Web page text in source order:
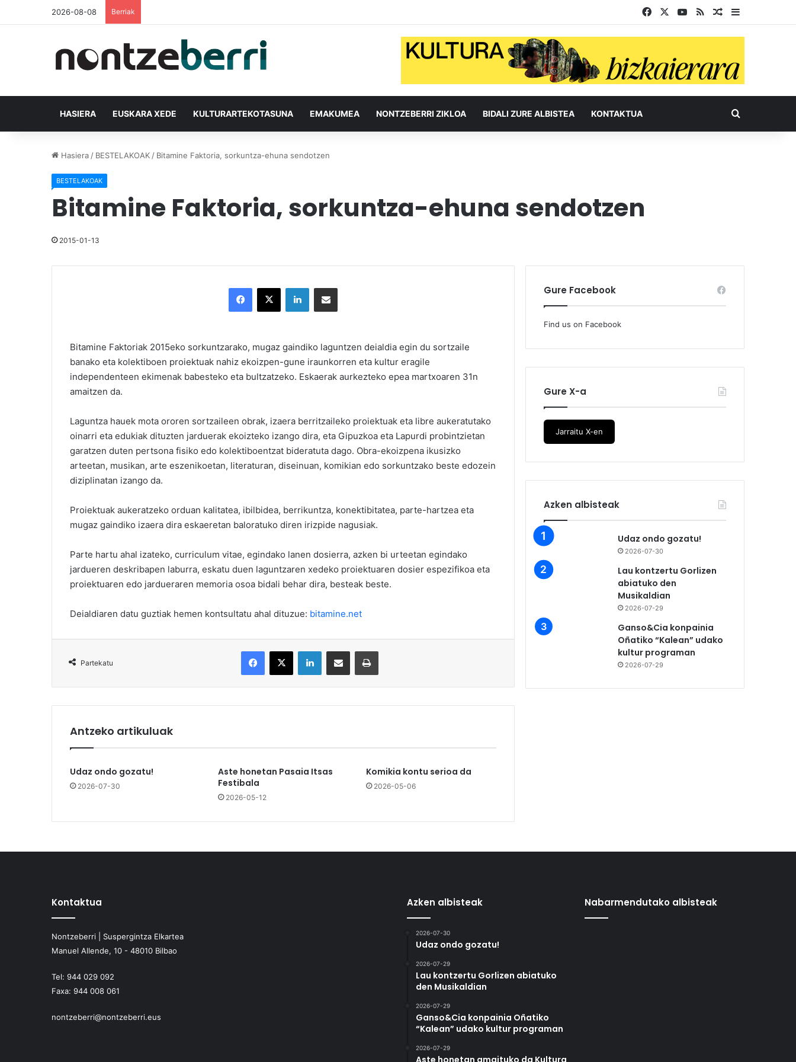
2026-08-08 Berriak Facebook YouTube
RSS Ausazko
HASIERA EUSKARA XEDE KULTURARTEKOTASUNA EMAKUMEA NONTZEBERRI ZIKLOA BIDALI ZURE ALBISTEA KONTAKTUA Bilatu
Hasiera / BESTELAKOAK / Bitamine Faktoria, sorkuntza-ehuna sendotzen
BESTELAKOAK
Bitamine Faktoria, sorkuntza-ehuna sendotzen
2015-01-13
Bitamine Faktoriak 2015eko sorkuntzarako, mugaz gaindiko laguntzen deialdia egin du sortzaile
banako eta kolektiboen proiektuak nahiz ekoizpen-gune iraunkorren eta kultur eragile
independenteen ekimenak babesteko eta bultzatzeko. Eskaerak aurkezteko epea martxoaren 31n
amaitzen da.
Laguntza hauek mota ororen sortzaileen obrak, izaera berritzaileko proiektuak eta libre aukeratutako
oinarri eta edukiak dituzten jarduerak ekoizteko izango dira, eta Gipuzkoa eta Lapurdi probintzietan
garatzen duten pertsona fisiko edo kolektiboentzat bideratuta dago. Obra-ekoizpena ikusizko
arteetan, musikan, arte eszenikoetan, literaturan, diseinuan, komikian edo sorkuntzako beste edozein
diziplinatan izango da.
Proiektuak aukeratzeko orduan kalitatea, ibilbidea, berrikuntza, konektibitatea, parte-hartzea eta
mugaz gaindiko izaera dira eskaeretan baloratuko diren irizpide nagusiak.
Parte hartu ahal izateko, curriculum vitae, egindako lanen dosierra, azken bi urteetan egindako
jardueren deskribapen laburra, eskatu duen laguntzaren xedeko proiektuaren dosier espezifikoa eta
proiektuaren edo jardueraren memoria osoa bidali behar dira, besteak beste.
Deialdiaren datu guztiak hemen kontsultatu ahal dituzue: bitamine.net
Partekatu
Antzeko artikuluak
Udaz ondo gozatu!
2026-07-30
Aste honetan Pasaia Itsas
Festibala
2026-05-12
Komikia kontu serioa da
2026-05-06
Gure Facebook
Find us on Facebook
Gure X-a
Jarraitu X-en
Azken albisteak
Udaz ondo gozatu!
2026-07-30
Lau kontzertu Gorlizen
abiatuko den
Musikaldian
2026-07-29
Ganso&Cia konpainia
Oñatiko “Kalean” udako
kultur programan
2026-07-29
Kontaktua
Nontzeberri | Suspergintza Elkartea
Manuel Allende, 10 - 48010 Bilbao
Tel: 944 029 092
Faxa: 944 008 061
nontzeberri@nontzeberri.eus
Azken albisteak
2026-07-30
Udaz ondo gozatu!
2026-07-29
Lau kontzertu Gorlizen abiatuko
den Musikaldian
2026-07-29
Ganso&Cia konpainia Oñatiko
“Kalean” udako kultur programan
2026-07-29
Aste honetan amaituko da Kultura
Nabarmendutako albisteak